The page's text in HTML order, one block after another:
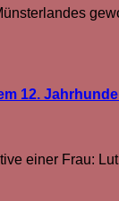
12.
einer Frau: